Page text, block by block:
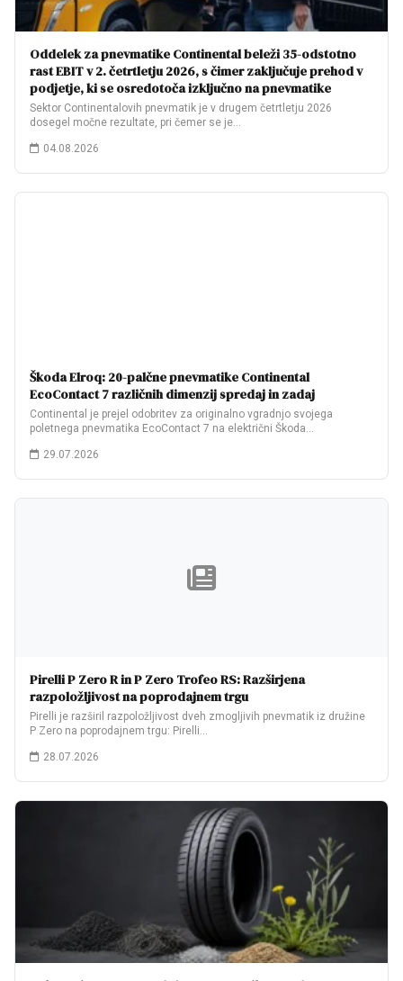
Oddelek za pnevmatike Continental beleži 35-odstotno
rast EBIT v 2. četrtletju 2026, s čimer zaključuje prehod v
podjetje, ki se osredotoča izključno na pnevmatike
Sektor Continentalovih pnevmatik je v drugem četrtletju 2026
dosegel močne rezultate, pri čemer se je…
04.08.2026
Škoda Elroq: 20-palčne pnevmatike Continental
EcoContact 7 različnih dimenzij spredaj in zadaj
Continental je prejel odobritev za originalno vgradnjo svojega
poletnega pnevmatika EcoContact 7 na električni Škoda…
29.07.2026
Pirelli P Zero R in P Zero Trofeo RS: Razširjena
razpoložljivost na poprodajnem trgu
Pirelli je razširil razpoložljivost dveh zmogljivih pnevmatik iz družine
P Zero na poprodajnem trgu: Pirelli…
28.07.2026